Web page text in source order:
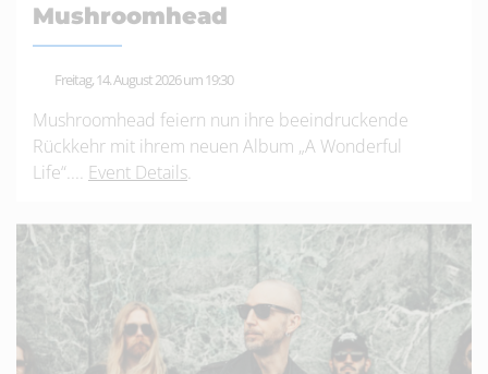
Mushroomhead
Freitag, 14. August 2026 um 19:30
Mushroomhead feiern nun ihre beeindruckende
Rückkehr mit ihrem neuen Album „A Wonderful
Life“.... Event Details.